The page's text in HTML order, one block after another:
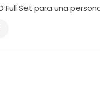
Full Set para una